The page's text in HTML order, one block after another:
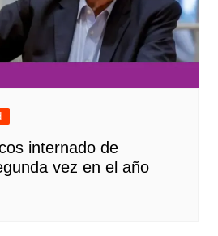
internado de
vez en el año